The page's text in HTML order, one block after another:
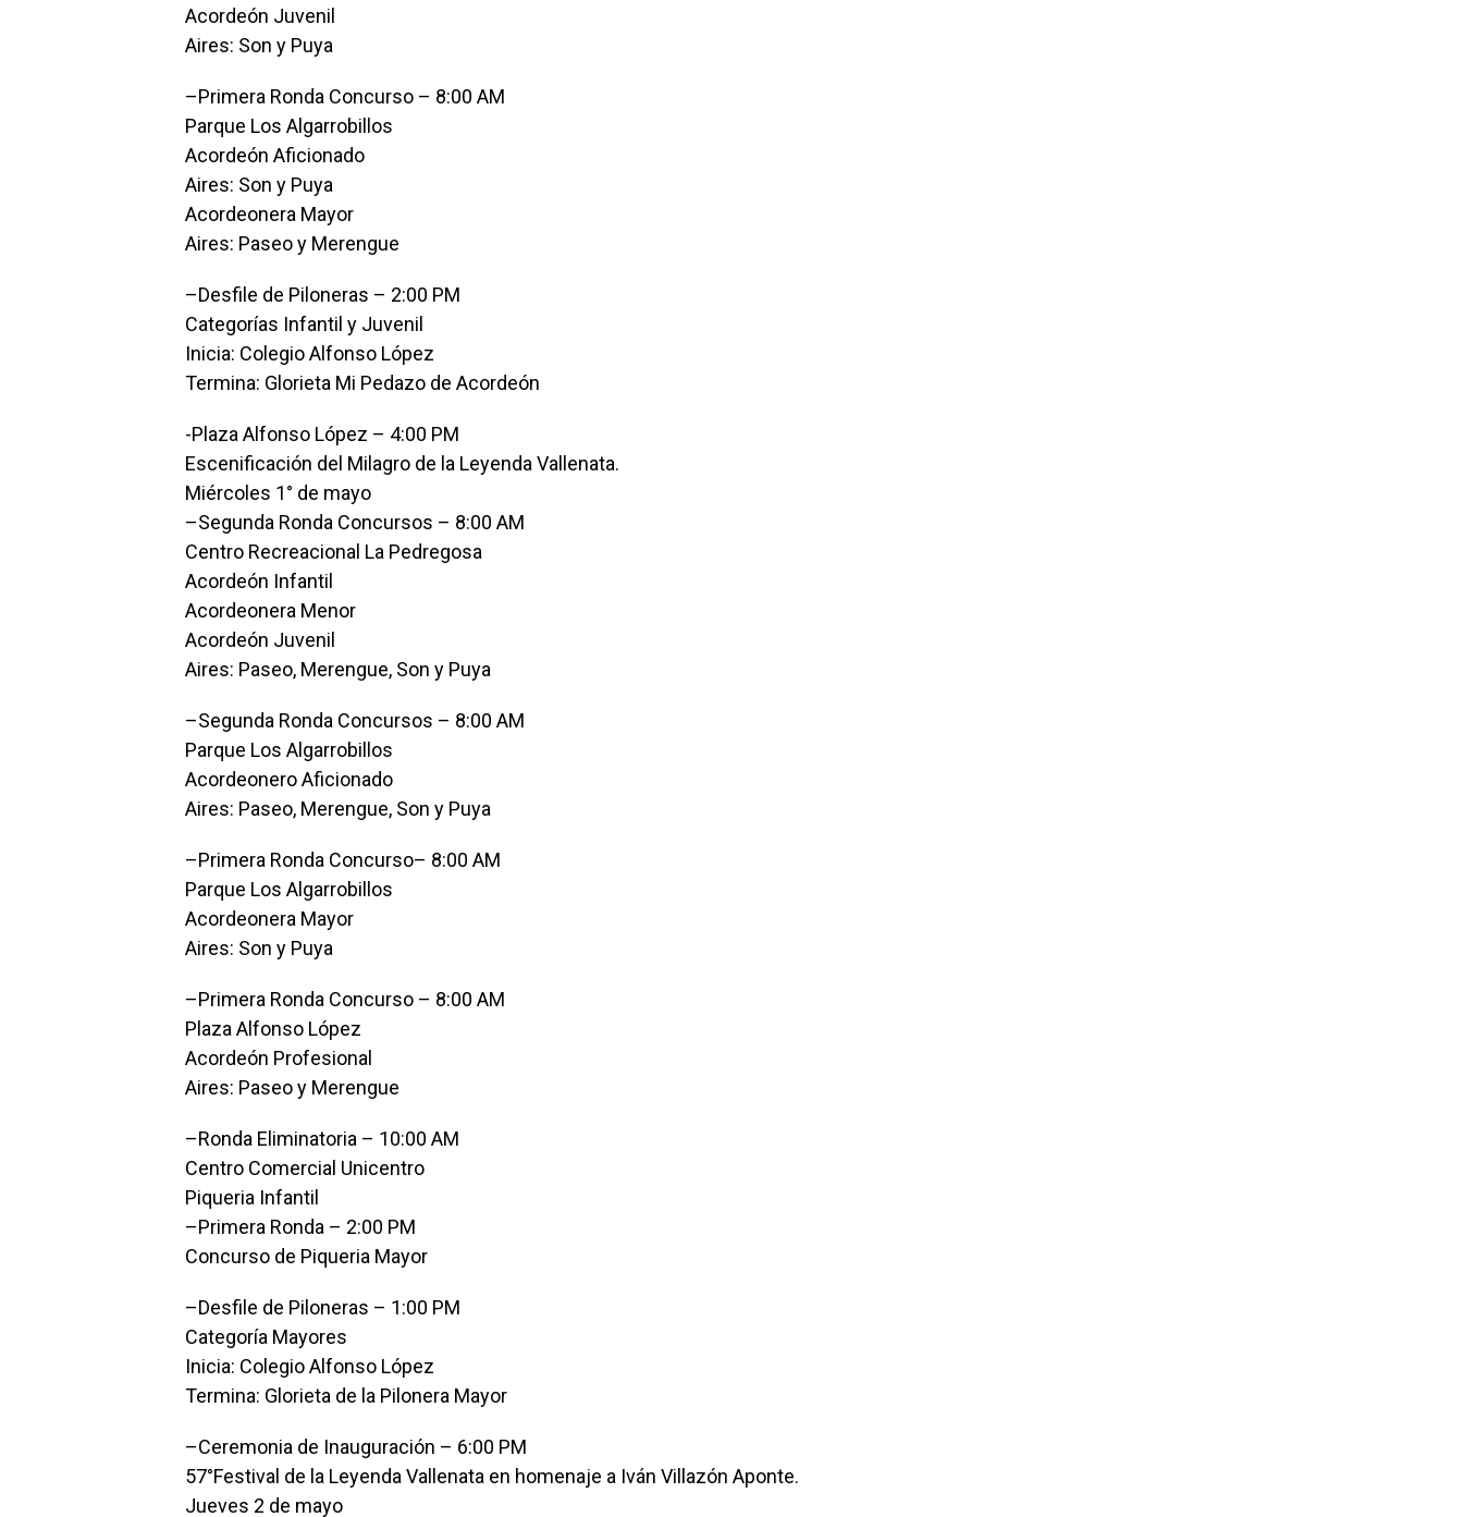
Acordeón Juvenil
Aires: Son y Puya
–Primera Ronda Concurso – 8:00 AM
Parque Los Algarrobillos
Acordeón Aficionado
Aires: Son y Puya
Acordeonera Mayor
Aires: Paseo y Merengue
–Desfile de Piloneras – 2:00 PM
Categorías Infantil y Juvenil
Inicia: Colegio Alfonso López
Termina: Glorieta Mi Pedazo de Acordeón
-Plaza Alfonso López – 4:00 PM
Escenificación del Milagro de la Leyenda Vallenata.
Miércoles 1° de mayo
–Segunda Ronda Concursos – 8:00 AM
Centro Recreacional La Pedregosa
Acordeón Infantil
Acordeonera Menor
Acordeón Juvenil
Aires: Paseo, Merengue, Son y Puya
–Segunda Ronda Concursos – 8:00 AM
Parque Los Algarrobillos
Acordeonero Aficionado
Aires: Paseo, Merengue, Son y Puya
–Primera Ronda Concurso– 8:00 AM
Parque Los Algarrobillos
Acordeonera Mayor
Aires: Son y Puya
–Primera Ronda Concurso – 8:00 AM
Plaza Alfonso López
Acordeón Profesional
Aires: Paseo y Merengue
–Ronda Eliminatoria – 10:00 AM
Centro Comercial Unicentro
Piqueria Infantil
–Primera Ronda – 2:00 PM
Concurso de Piqueria Mayor
–Desfile de Piloneras – 1:00 PM
Categoría Mayores
Inicia: Colegio Alfonso López
Termina: Glorieta de la Pilonera Mayor
–Ceremonia de Inauguración – 6:00 PM
57°Festival de la Leyenda Vallenata en homenaje a Iván Villazón Aponte.
Jueves 2 de mayo